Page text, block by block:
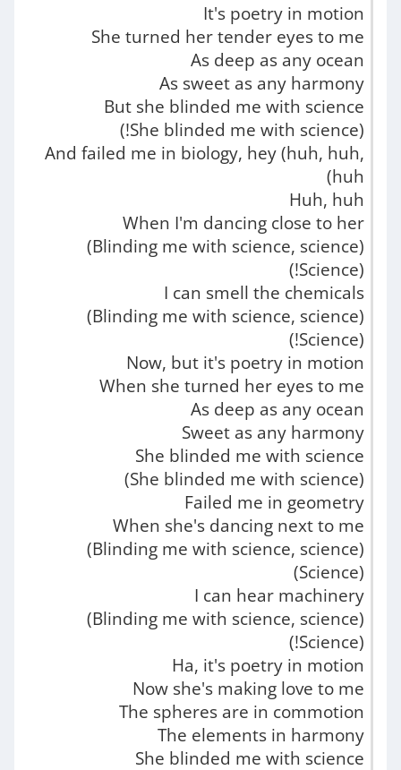
It's poetry in motion
She turned her tender eyes to me
As deep as any ocean
As sweet as any harmony
But she blinded me with science
(She blinded me with science!)
And failed me in biology, hey (huh, huh,
huh)
Huh, huh
When I'm dancing close to her
(Blinding me with science, science)
(Science!)
I can smell the chemicals
(Blinding me with science, science)
(Science!)
Now, but it's poetry in motion
When she turned her eyes to me
As deep as any ocean
Sweet as any harmony
She blinded me with science
(She blinded me with science)
Failed me in geometry
When she's dancing next to me
(Blinding me with science, science)
(Science)
I can hear machinery
(Blinding me with science, science)
(Science!)
Ha, it's poetry in motion
Now she's making love to me
The spheres are in commotion
The elements in harmony
She blinded me with science